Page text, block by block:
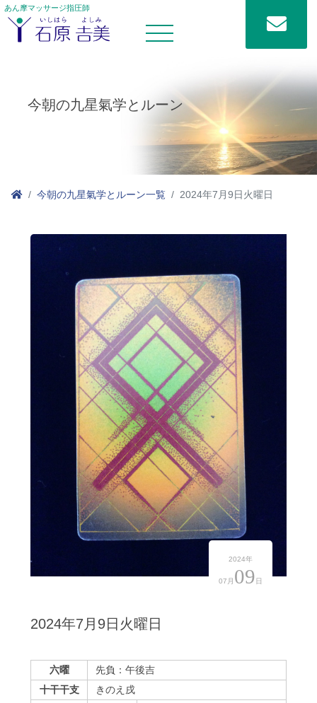
あん摩マッサージ指圧師
今朝の九星氣学とルーン
今朝の九星氣学とルーン一覧 2024年7月9日火曜日
2024年
07月 09 日
2024年7月9日火曜日
六曜
先負：午後吉
十干干支
きのえ戌